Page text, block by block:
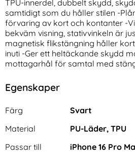
2in1 Magnet Röd
2-PACK Skärmskydd Härdat
Art. nr 240412
111 kr
Tillgänglighet:
I lager
Köp
iPhone 17 Pro Max 2-PACK
TPU-innerdel, dubbelt skydd,
samtidigt som du håller stilen -
förvaring av kort och kontanter -
bekväm visning, stativvinkeln är
magnetisk flikstängning håller
inuti -Ger ett heltäckande skydd
mottagarhål för samtal med
Egenskaper
Egenskaper/attribut för denna
Attribut
Färg
Svart
Material
PU-Läder, TPU
Passar till
iPhone 16 Pro